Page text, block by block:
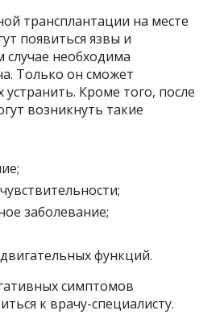
трансплантации на месте
появиться язвы и
случае необходима
Только он сможет
устранить. Кроме того, после
возникнуть такие
заболевание;
функций.
симптомов
к врачу-специалисту.